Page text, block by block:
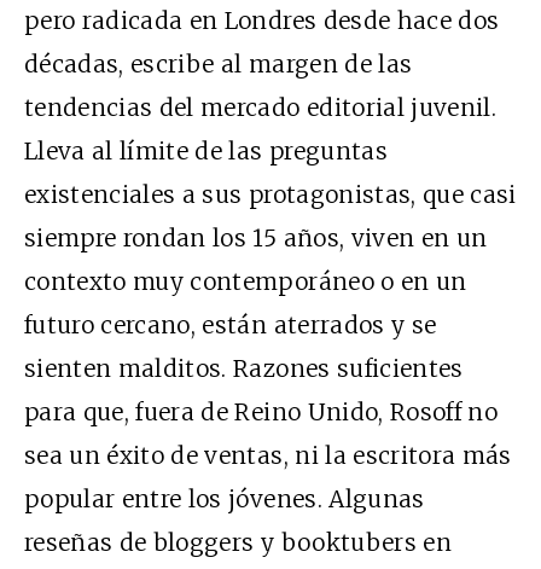
pero radicada en Londres desde hace dos
décadas, escribe al margen de las
tendencias del mercado editorial juvenil.
Lleva al límite de las preguntas
existenciales a sus protagonistas, que casi
siempre rondan los 15 años, viven en un
contexto muy contemporáneo o en un
futuro cercano, están aterrados y se
sienten malditos. Razones suficientes
para que, fuera de Reino Unido, Rosoff no
sea un éxito de ventas, ni la escritora más
popular entre los jóvenes. Algunas
reseñas de bloggers y booktubers en